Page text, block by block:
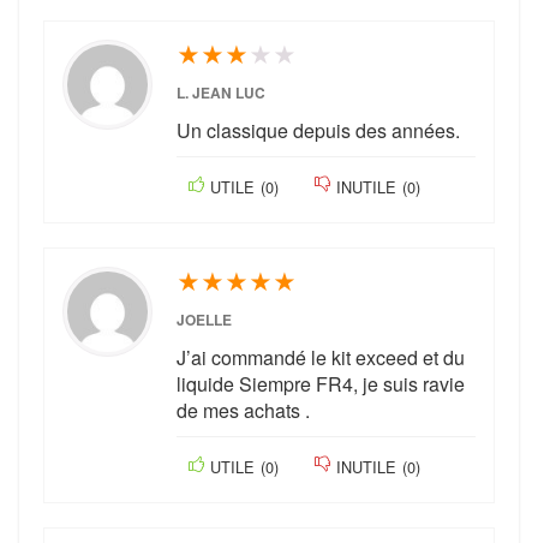
★★★★ ★
L. JEAN LUC
Un classique depuis des années.
UTILE (0) INUTILE (0)
★★★★★
JOELLE
J’ai commandé le kit exceed et du
liquide Siempre FR4, je suis ravie
de mes achats .
UTILE (0) INUTILE (0)